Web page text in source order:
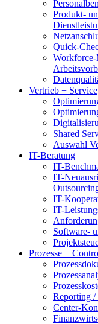
Produkt-
Quick-
Workforce-
Vertrieb + Service
Shared
Auswahl
IT-Beratung
IT-
IT-
IT-
IT-
Software-
Prozesse +
Reporting /
Center-